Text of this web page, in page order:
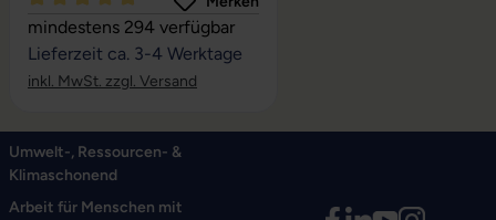
Durchschnittliche Bewertung von 5 von 5 Sternen
mindestens 294 verfügbar
Lieferzeit ca. 3-4 Werktage
inkl. MwSt. zzgl. Versand
Umwelt-, Ressourcen- &
Klimaschonend
Arbeit für Menschen mit